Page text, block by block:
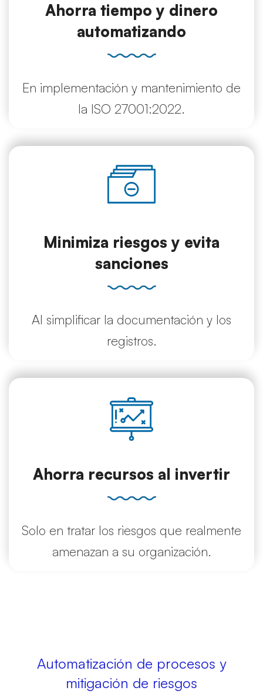
Ahorra tiempo y dinero
automatizando
En implementación y mantenimiento de
la ISO 27001:2022.
Minimiza riesgos y evita
sanciones
Al simplificar la documentación y los
registros.
Ahorra recursos al invertir
Solo en tratar los riesgos que realmente
amenazan a su organización.
Automatización de procesos y
mitigación de riesgos